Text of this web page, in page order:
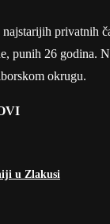
privatnih
punih 26 godina.
okrugu.
u Zlakusi